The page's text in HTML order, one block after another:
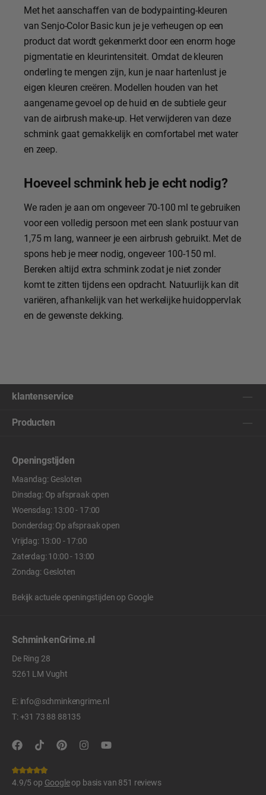
Met het aanschaffen van de bodypainting-kleuren
van Senjo-Color Basic kun je je verheugen op een
product dat wordt gekenmerkt door een enorm hoge
pigmentatie en kleurintensiteit. Omdat de kleuren
onderling te mengen zijn, kun je naar hartenlust je
eigen kleuren creëren. Modellen houden van het
aangename gevoel op de huid en de subtiele geur
van de airbrush make-up. Het verwijderen van deze
schmink gaat gemakkelijk en comfortabel met water
en zeep.
Hoeveel schmink heb je echt nodig?
We raden je aan om ongeveer 70-100 ml te gebruiken
voor een volledig persoon met een slank postuur van
1,75 m lang, wanneer je een airbrush gebruikt. Met de
spons heb je meer nodig, ongeveer 100-150 ml.
Bereken altijd extra schmink zodat je niet zonder
komt te zitten tijdens een opdracht. Natuurlijk kan dit
variëren, afhankelijk van het werkelijke huidoppervlak
en de gewenste dekking.
klantenservice
Producten
Openingstijden
Maandag: Gesloten
Dinsdag: Op afspraak open
Woensdag: 13:00 - 17:00
Donderdag: Op afspraak open
Vrijdag: 13:00 - 17:00
Zaterdag: 10:00 - 13:00
Zondag: Gesloten
Bekijk actuele openingstijden op Google
SchminkenGrime.nl
De Ring 28
5261 LM Vught
E: info@schminkengrime.nl
T:+31 73 88 88135
4.9/5 op Googleop basis van 851 reviews